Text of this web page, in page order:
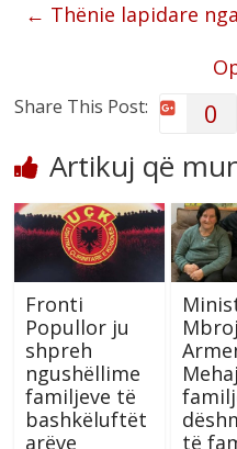
← Thënie lapidare
Share This Post: 0
Artikuj që
Fronti
Popullor ju
shpreh
ngushëllime
familjeve të
bashkëluftët
arëve
të